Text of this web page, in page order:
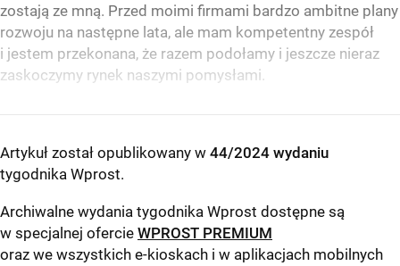
zostają ze mną. Przed moimi firmami bardzo ambitne plany
rozwoju na następne lata, ale mam kompetentny zespół
i jestem przekonana, że razem podołamy i jeszcze nieraz
zaskoczymy rynek naszymi pomysłami.
Artykuł został opublikowany w 44/2024 wydaniu
tygodnika Wprost.
Archiwalne wydania tygodnika Wprost dostępne są
w specjalnej ofercie WPROST PREMIUM
oraz we wszystkich e-kioskach i w aplikacjach mobilnych